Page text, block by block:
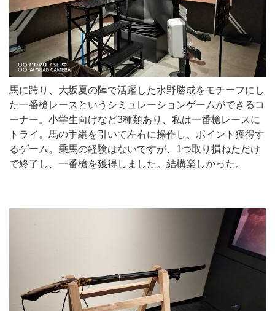
馬に跨り、大坂夏の陣で活躍した水野勝成をモチーフにし
た一番槍レースというシミュレーションゲームができるコ
ーナー。小学生向けなど3種類あり、私は一番槍レースに
トライ。馬の手綱を引いて左右に操作し、ポイント獲得す
るゲーム。乗馬の経験はないですが、1つ取り損ねただけ
で終了し、一番槍を獲得しました。結構楽しかった。